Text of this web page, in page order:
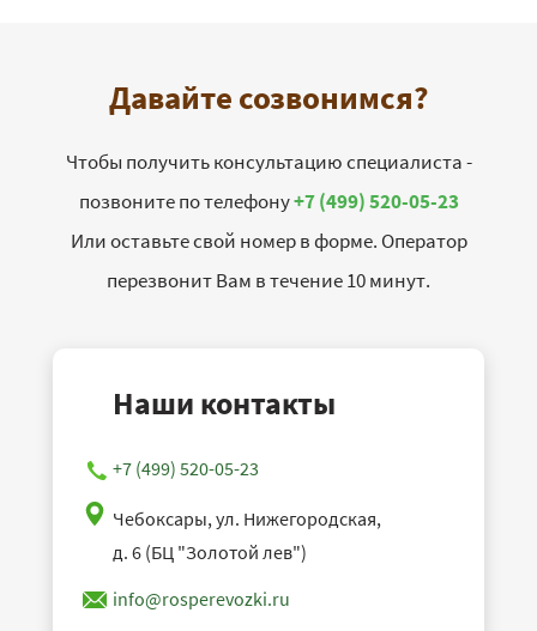
Давайте созвонимся?
Чтобы получить консультацию специалиста -
позвоните по телефону+7 (499) 520-05-23
Или оставьте свой номер в форме. Оператор
перезвонит Вам в течение 10 минут.
Наши контакты
+7 (499) 520-05-23
Чебоксары, ул. Нижегородская,
д. 6 (БЦ "Золотой лев")
info@rosperevozki.ru